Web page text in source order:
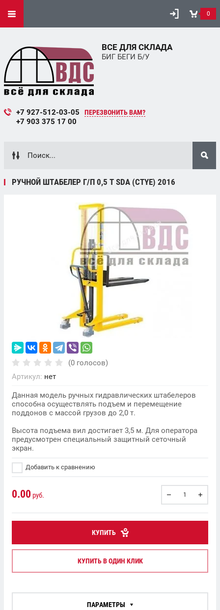
0
ВСЕ ДЛЯ СКЛАДА
БИГ БЕГИ Б/У
+7 927-512-03-05
+7 903 375 17 00
ПЕРЕЗВОНИТЬ ВАМ?
РУЧНОЙ ШТАБЕЛЕР Г/П 0,5 Т SDA (CTYE) 2016
(0 голосов)
Артикул: нет
Данная модель ручных гидравлических штабелеров
способна осуществлять подъем и перемещение
поддонов с массой грузов до 2,0 т.
Высота подъема вил достигает 3,5 м. Для оператора
предусмотрен специальный защитный сеточный
экран.
Добавить к сравнению
0.00 руб.
КУПИТЬ
КУПИТЬ В ОДИН КЛИК
ПАРАМЕТРЫ